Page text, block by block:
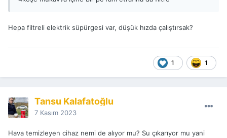
Hepa filtreli elektrik süpürgesi var, düşük hızda çalıştırsak?
1 1
Tansu Kalafatoğlu
7 Kasım 2023
Hava temizleyen cihaz nemi de alıyor mu? Su çıkarıyor mu yani